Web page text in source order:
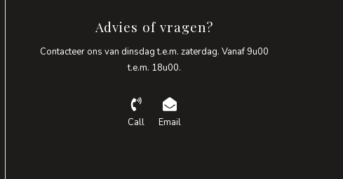
Advies of vragen?
Contacteer ons van dinsdag t.e.m. zaterdag. Vanaf 9u00
t.e.m. 18u00.
Call Email